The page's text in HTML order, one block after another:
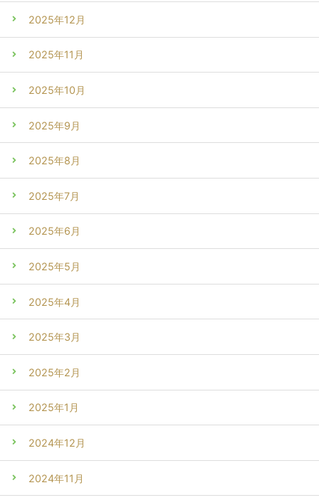
2025年12月
2025年11月
2025年10月
2025年9月
2025年8月
2025年7月
2025年6月
2025年5月
2025年4月
2025年3月
2025年2月
2025年1月
2024年12月
2024年11月